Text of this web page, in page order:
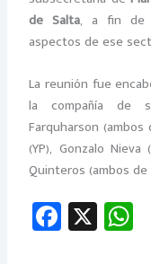
de Salta, a fin de
aspectos de ese
La reunión fue
la compañía de
Farquharson (ambos
(YP), Gonzalo
Quinteros (ambos de
Fa
ce
X